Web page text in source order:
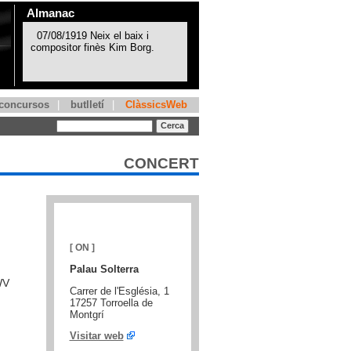
Almanac
butlletí ClàssicsWeb
CONCERT
[ ON ]
Palau Solterra
Carrer de l'Església, 1
17257 Torroella de
Montgrí
Visitar web